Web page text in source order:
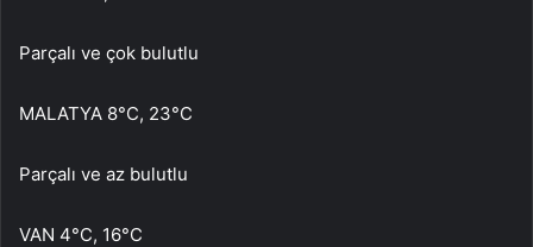
Parçalı ve çok bulutlu
MALATYA 8°C, 23°C
Parçalı ve az bulutlu
VAN 4°C, 16°C